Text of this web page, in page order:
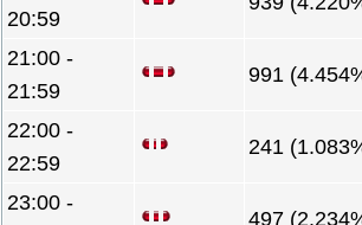
20:59
21:00 -
21:59
991
22:00 -
22:59
241
23:00 -
497